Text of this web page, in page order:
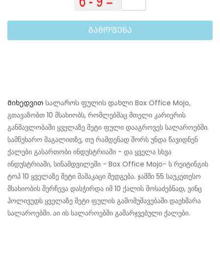
ᲒᲐᲛᲝᲤᲔᲜᲐ
Მიხედვით სალაროს ფულის დახლი Box Office Mojo,
გთავაზობთ 10 მსახიობს, რომლებმაც მთელი კარიერის
განმავლობაში ყველაზე მეტი ფული დააგროვეს სალაროებში.
სამწუხარო მაგალითზე, თუ რამდენად შორს უნდა წავიდნენ
ქალები გასართობი ინდუსტრიაში - და ყველა სხვა
ინდუსტრიაში, სინამდვილეში - Box Office Mojo- ს რეიტინგის
ტოპ 10 ყველაზე მეტი მამაკაცი შედგება. ჯამში 55 საუკეთესო
მსახიობის შერჩევა დასჭირდა იმ 10 ქალის მოსაძებნად, ვინც
ჰოლივუდს ყველაზე მეტი ფულის გამომუშავებაში დაეხმარა
სალაროებში. აი ის სალაროებში გამარჯვებული ქალები.